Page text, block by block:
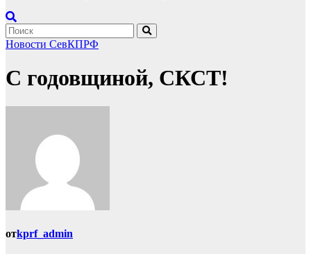
Новости СевКПРФ
С годовщиной, СКСТ!
отkprf_admin